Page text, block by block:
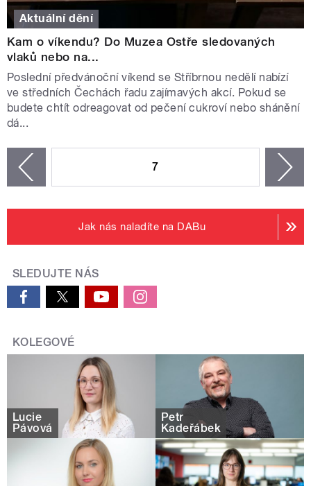
Aktuální dění
Kam o víkendu? Do Muzea Ostře sledovaných
vlaků nebo na...
Poslední předvánoční víkend se Stříbrnou nedělí nabízí
ve středních Čechách řadu zajímavých akcí. Pokud se
budete chtít odreagovat od pečení cukroví nebo shánění
dá...
7
Jak nás naladíte na DABu
SLEDUJTE NÁS
KOLEGOVÉ
Lucie
Pávová
Petr
Kadeřábek